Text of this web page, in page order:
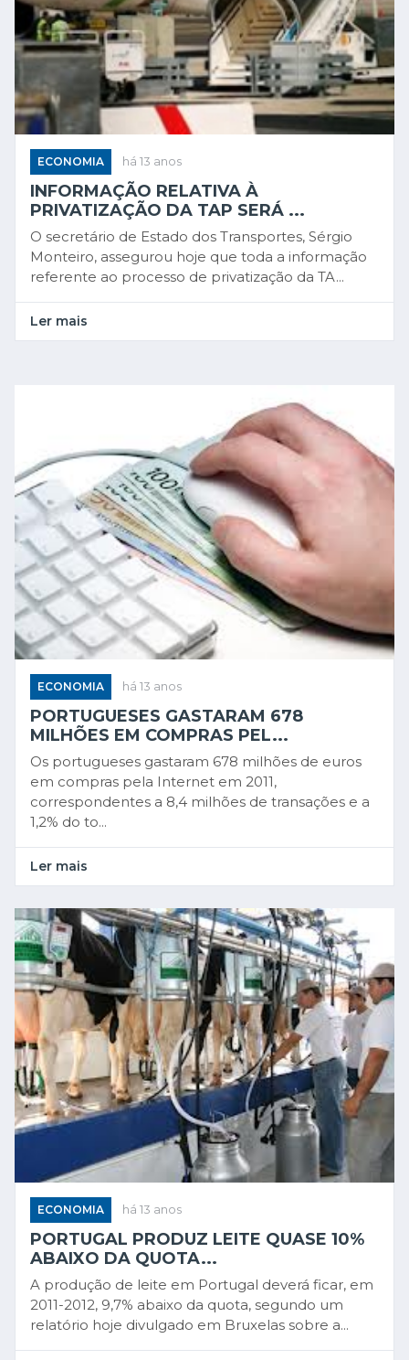
ECONOMIA há 13 anos
INFORMAÇÃO RELATIVA À
PRIVATIZAÇÃO DA TAP SERÁ ...
O secretário de Estado dos Transportes, Sérgio
Monteiro, assegurou hoje que toda a informação
referente ao processo de privatização da TA...
Ler mais
ECONOMIA há 13 anos
PORTUGUESES GASTARAM 678
MILHÕES EM COMPRAS PEL...
Os portugueses gastaram 678 milhões de euros
em compras pela Internet em 2011,
correspondentes a 8,4 milhões de transações e a
1,2% do to...
Ler mais
ECONOMIA há 13 anos
PORTUGAL PRODUZ LEITE QUASE 10%
ABAIXO DA QUOTA...
A produção de leite em Portugal deverá ficar, em
2011-2012, 9,7% abaixo da quota, segundo um
relatório hoje divulgado em Bruxelas sobre a...